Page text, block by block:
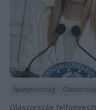
Spanyolország
Olaszország